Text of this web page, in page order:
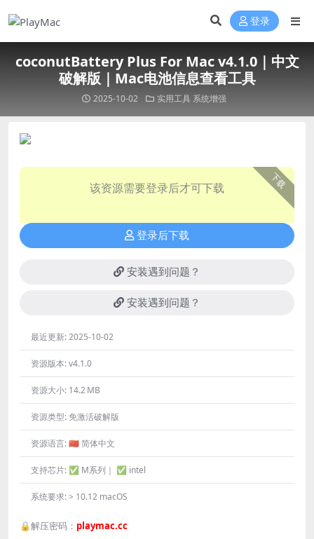
登录
coconutBattery Plus For Mac v4.1.0｜中文
破解版｜Mac电池信息查看工具
2025-10-02 实用工具 系统增强
下载
该资源需要登录后才可下载
登录后下载
安装遇到问题？
安装遇到问题？
最近更新:2025-10-02
资源版本:v4.1.0
资源大小: 14.2 MB
资源类型:免激活破解版
资源语言:🇨🇳 简体中文
支持芯片: ✅ M系列｜ ✅ intel
系统要求:> 10.12 macOS
🔒解压密码： playmac.cc